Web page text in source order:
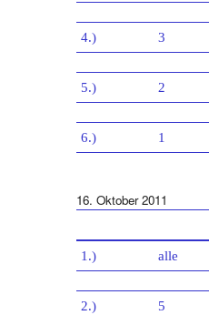
4.) 3
5.) 2
6.) 1
16. Oktober 2011
1.) alle
2.) 5